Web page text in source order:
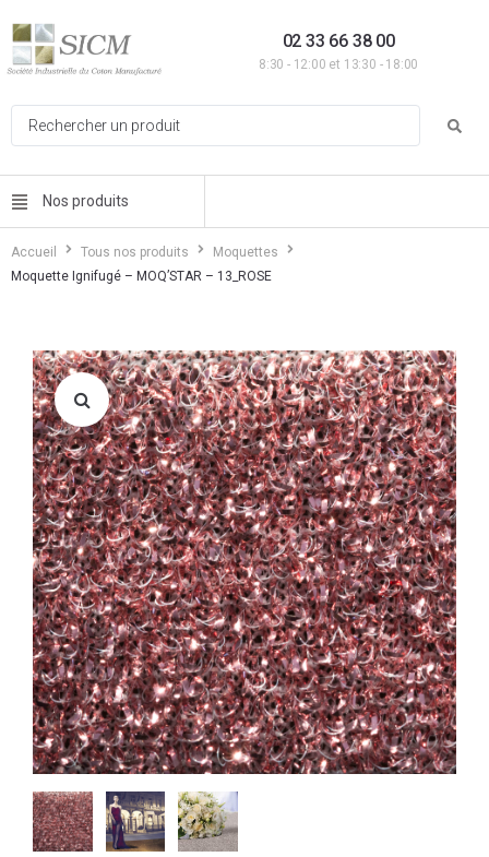
02 33 66 38 00
8:30 - 12:00 et 13:30 - 18:00
Nos produits
Accueil Tous nos produits
Moquettes
Moquette Ignifugé – MOQ’STAR – 13_ROSE